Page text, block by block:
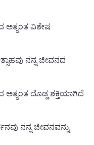
ಅತ್ಯಂತ ವಿಶೇಷ
ನನ್ನ ಜೀವನದ
ಅತ್ಯಂತ ದೊಡ್ಡ ಶಕ್ತಿಯಾಗಿದೆ
ನನ್ನ ಜೀವನವನ್ನು